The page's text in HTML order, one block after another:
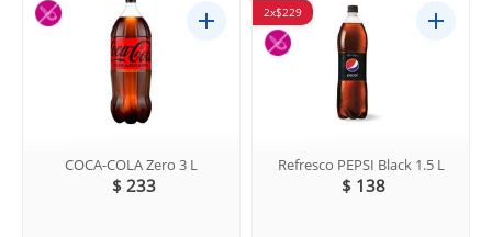
COCA-COLA Zero 3 L
$ 233
2x$229
Refresco PEPSI Black 1.5 L
$ 138